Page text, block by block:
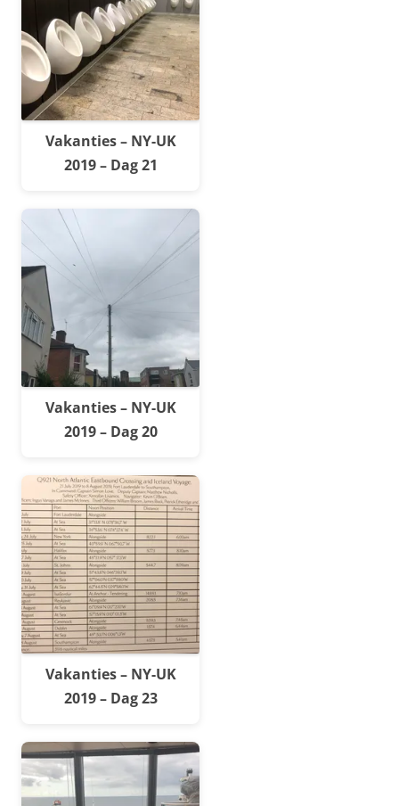
Vakanties – NY-UK
2019 – Dag 21
Vakanties – NY-UK
2019 – Dag 20
Vakanties – NY-UK
2019 – Dag 23